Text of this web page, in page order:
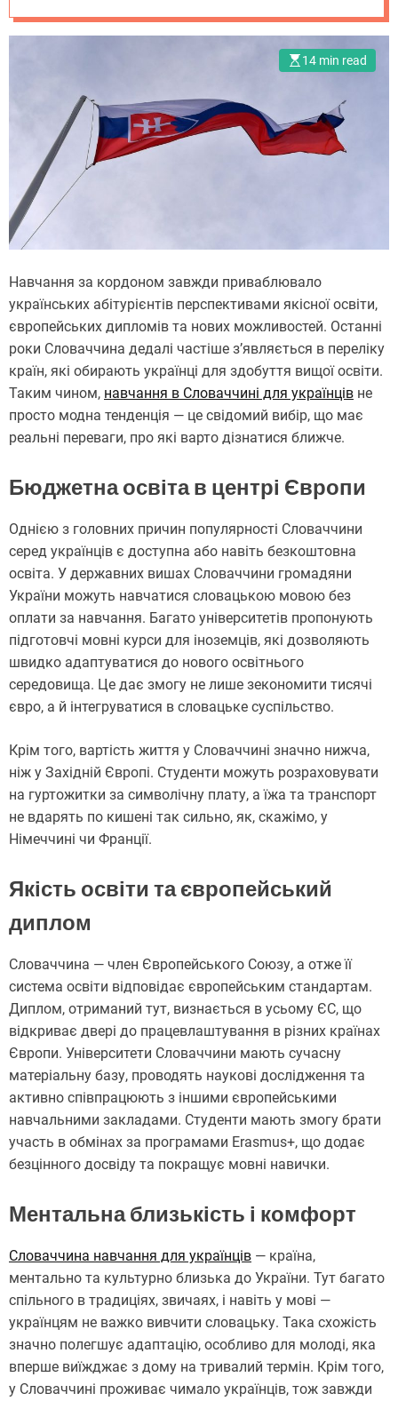
українців
14 min read
Навчання за кордоном завжди приваблювало
українських абітурієнтів перспективами якісної освіти,
європейських дипломів та нових можливостей. Останні
роки Словаччина дедалі частіше з’являється в переліку
країн, які обирають українці для здобуття вищої освіти.
Таким чином, навчання в Cловаччині для українців не
просто модна тенденція — це свідомий вибір, що має
реальні переваги, про які варто дізнатися ближче.
Бюджетна освіта в центрі Європи
Однією з головних причин популярності Словаччини
серед українців є доступна або навіть безкоштовна
освіта. У державних вишах Словаччини громадяни
України можуть навчатися словацькою мовою без
оплати за навчання. Багато університетів пропонують
підготовчі мовні курси для іноземців, які дозволяють
швидко адаптуватися до нового освітнього
середовища. Це дає змогу не лише зекономити тисячі
євро, а й інтегруватися в словацьке суспільство.
Крім того, вартість життя у Словаччині значно нижча,
ніж у Західній Європі. Студенти можуть розраховувати
на гуртожитки за символічну плату, а їжа та транспорт
не вдарять по кишені так сильно, як, скажімо, у
Німеччині чи Франції.
Якість освіти та європейський
диплом
Словаччина — член Європейського Союзу, а отже її
система освіти відповідає європейським стандартам.
Диплом, отриманий тут, визнається в усьому ЄС, що
відкриває двері до працевлаштування в різних країнах
Європи. Університети Словаччини мають сучасну
матеріальну базу, проводять наукові дослідження та
активно співпрацюють з іншими європейськими
навчальними закладами. Студенти мають змогу брати
участь в обмінах за програмами Erasmus+, що додає
безцінного досвіду та покращує мовні навички.
Ментальна близькість і комфорт
Словаччина навчання для українців — країна,
ментально та культурно близька до України. Тут багато
спільного в традиціях, звичаях, і навіть у мові —
українцям не важко вивчити словацьку. Така схожість
значно полегшує адаптацію, особливо для молоді, яка
вперше виїжджає з дому на тривалий термін. Крім того,
у Словаччині проживає чимало українців, тож завжди